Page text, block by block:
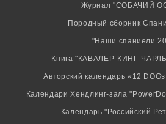
Журнал "СОБАЧИЙ
Породный сборник
"Наши спаниели
Книга "КАВАЛЕР-КИНГ-
Авторский календарь «12
Календари Хендлинг-зала
Календарь "Российский